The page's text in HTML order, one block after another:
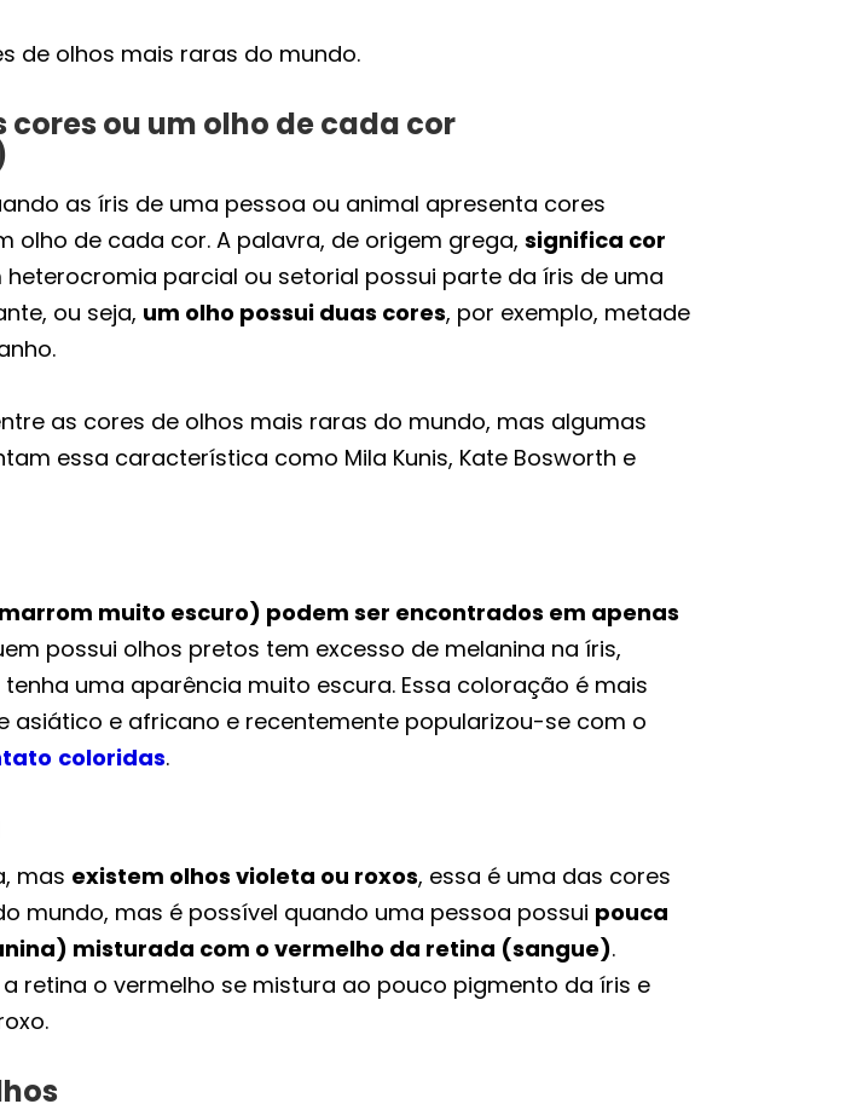
de olhos mais raras do mundo.
cores ou um olho de cada cor
as íris de uma pessoa ou animal apresenta cores
olho de cada cor. A palavra, de origem grega, significa cor
heterocromia parcial ou setorial possui parte da íris de uma
ou seja, um olho possui duas cores, por exemplo, metade
as cores de olhos mais raras do mundo, mas algumas
essa característica como Mila Kunis, Kate Bosworth e
muito escuro) podem ser encontrados em apenas
possui olhos pretos tem excesso de melanina na íris,
uma aparência muito escura. Essa coloração é mais
asiático e africano e recentemente popularizou-se com o
coloridas.
mas existem olhos violeta ou roxos, essa é uma das cores
mundo, mas é possível quando uma pessoa possui pouca
misturada com o vermelho da retina (sangue).
retina o vermelho se mistura ao pouco pigmento da íris e